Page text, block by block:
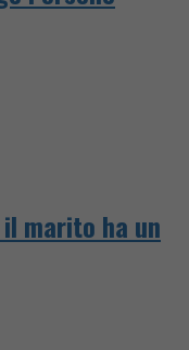
marito ha un